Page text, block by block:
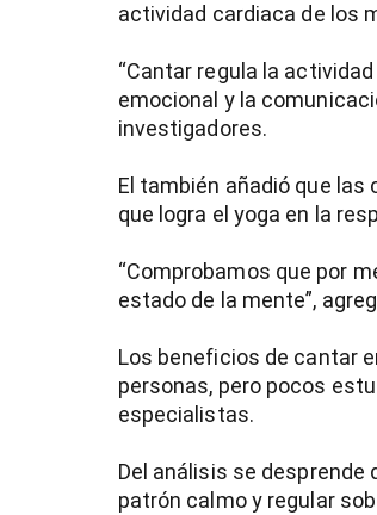
actividad cardiaca de los
“Cantar regula la
emocional y la
investigadores.
El también añadió que
que logra el yoga en la
“Comprobamos que por
estado de la mente”,
Los beneficios de cantar
personas, pero pocos
especialistas.
Del análisis se desprende
patrón calmo y regular